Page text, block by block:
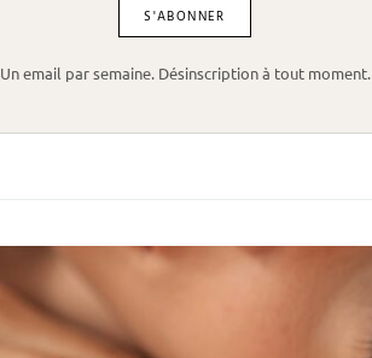
Un email par semaine. Désinscription à tout moment.